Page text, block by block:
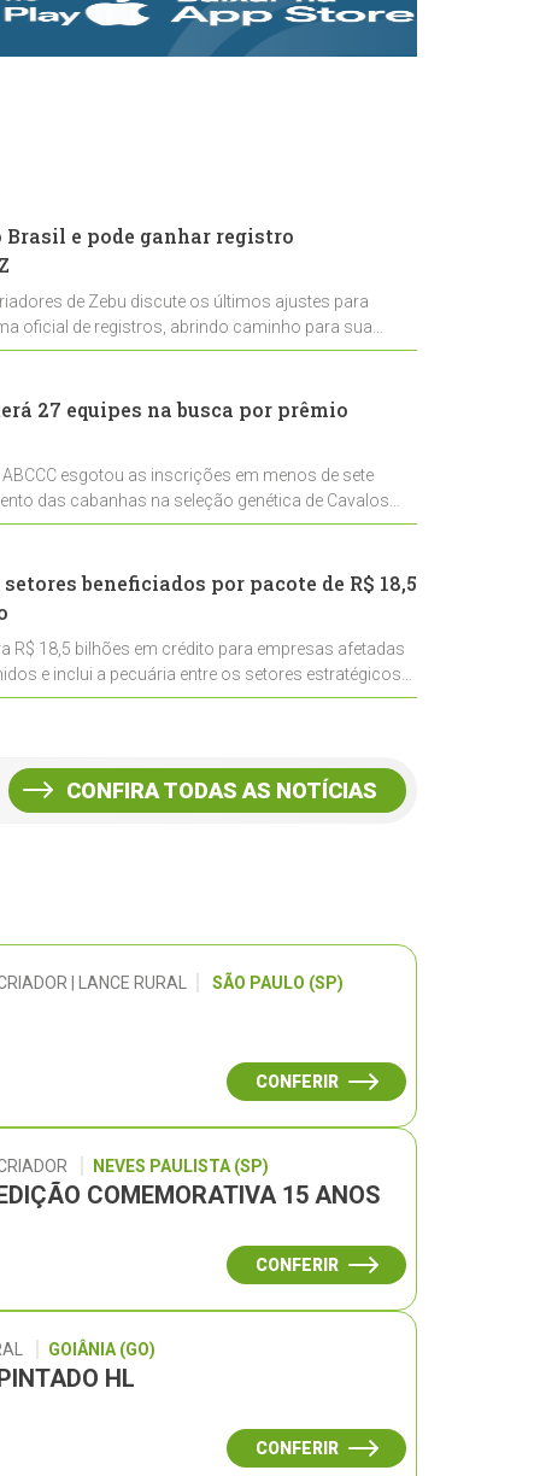
rastreabilidade e
rigor técnico para
Brasil e pode ganhar registro
de Zebu discute os últimos ajustes para
oficial de registros, abrindo caminho para sua
27 equipes na busca por prêmio
esgotou as inscrições em menos de sete
das cabanhas na seleção genética de Cavalos
beneficiados por pacote de R$ 18,5
R$ 18,5 bilhões em crédito para empresas afetadas
e inclui a pecuária entre os setores estratégicos
CONFIRA TODAS AS NOTÍCIAS
| LANCE RURAL SÃO PAULO (SP)
CONFERIR
NEVES PAULISTA (SP)
COMEMORATIVA 15 ANOS
CONFERIR
GOIÂNIA (GO)
HL
CONFERIR